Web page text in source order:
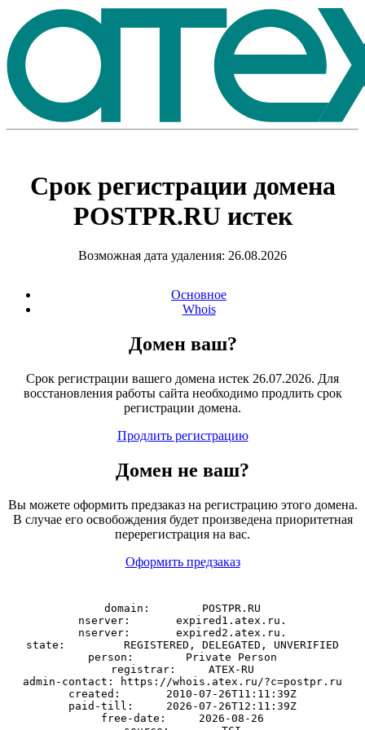
Срок регистрации домена
POSTPR.RUистек
Возможная дата удаления: 26.08.2026
Основное
Whois
Домен ваш?
Срок регистрации вашего домена истек 26.07.2026. Для
восстановления работы сайта необходимо продлить срок
регистрации домена.
Продлить регистрацию
Домен не ваш?
Вы можете оформить предзаказ на регистрацию этого домена.
В случае его освобождения будет произведена приоритетная
перерегистрация на вас.
Оформить предзаказ
domain:        POSTPR.RU
nserver:       expired1.atex.ru.
nserver:       expired2.atex.ru.
state:         REGISTERED, DELEGATED, UNVERIFIED
person:        Private Person
registrar:     ATEX-RU
admin-contact: https://whois.atex.ru/?c=postpr.ru
created:       2010-07-26T11:11:39Z
paid-till:     2026-07-26T12:11:39Z
free-date:     2026-08-26